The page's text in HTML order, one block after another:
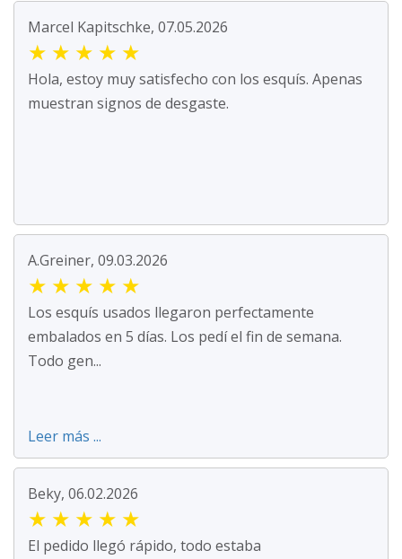
Marcel Kapitschke, 07.05.2026
★ ★ ★ ★ ★
Hola, estoy muy satisfecho con los esquís. Apenas
muestran signos de desgaste.
A.Greiner, 09.03.2026
★ ★ ★ ★ ★
Los esquís usados llegaron perfectamente
embalados en 5 días. Los pedí el fin de semana.
Todo gen...
Leer más ...
Beky, 06.02.2026
★ ★ ★ ★ ★
El pedido llegó rápido, todo estaba